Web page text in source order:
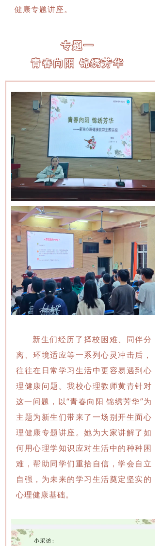
健康专题讲座。
专题一
青春向阳 锦绣芳华
新生们经历了择校困难、同伴分
离、环境适应等一系列心灵冲击后，
往往在日常学习生活中更容易遇到心
理健康问题。我校心理教师黄青针对
这一问题，以“青春向阳 锦绣芳华”为
主题为新生们带来了一场别开生面心
理健康专题讲座。她为大家讲解了如
何用心理学知识应对生活中的种种困
难，帮助同学们重拾自信，学会自立
自强，为未来的学习生活奠定坚实的
心理健康基础。